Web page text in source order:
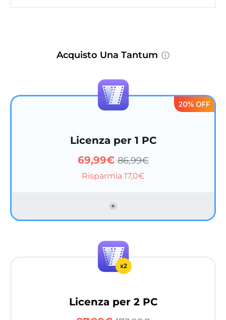
Acquisto Una Tantum
Licenza per 1 PC
69,99€86,99€
Risparmia 17,0€
x2
Licenza per 2 PC